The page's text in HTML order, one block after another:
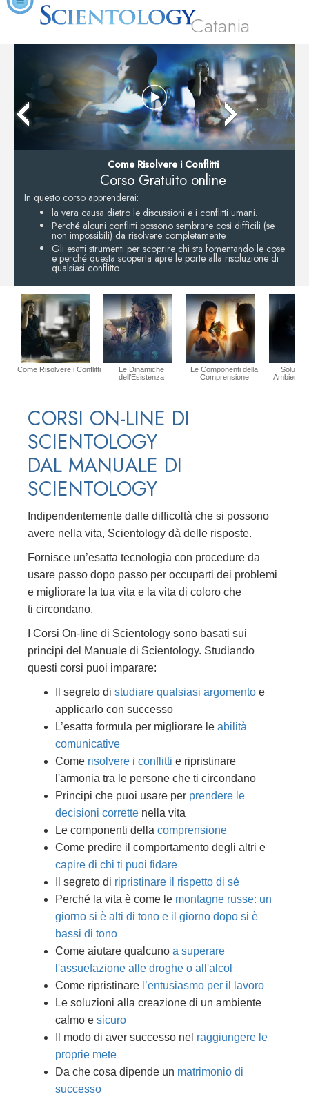
Catania
Come Risolvere i Conflitti
Corso Gratuito online
In questo corso apprenderai:
la vera causa dietro le discussioni e i conflitti umani.
Perché alcuni conflitti possono sembrare così difficili (se
non impossibili) da risolvere completamente.
Gli esatti strumenti per scoprire chi sta fomentando le cose
e perché questa scoperta apre le porte alla risoluzione di
qualsiasi conflitto.
Come Risolvere i Conflitti
Le Dinamiche
dell’Esistenza
Le Componenti della
Comprensione
Ambiente
CORSI ON-LINE DI
SCIENTOLOGY
DAL MANUALE DI
SCIENTOLOGY
Indipendentemente dalle difficoltà che si possono
avere nella vita, Scientology dà delle risposte.
Fornisce un’esatta tecnologia con procedure da
usare passo dopo passo per occuparti dei problemi
e migliorare la tua vita e la vita di coloro che
ti circondano.
I Corsi On-line di Scientology sono basati sui
principi del Manuale di Scientology. Studiando
questi corsi puoi imparare:
Il segreto di studiare qualsiasi argomento e
applicarlo con successo
L’esatta formula per migliorare le abilità
comunicative
Come risolvere i conflitti e ripristinare
l'armonia tra le persone che ti circondano
Principi che puoi usare per prendere le
decisioni corrette nella vita
Le componenti della comprensione
Come predire il comportamento degli altri e
capire di chi ti puoi fidare
Il segreto di ripristinare il rispetto di sé
Perché la vita è come le montagne russe: un
giorno si è alti di tono e il giorno dopo si è
bassi di tono
Come aiutare qualcuno a superare
l'assuefazione alle droghe o all'alcol
Come ripristinare l’entusiasmo per il lavoro
Le soluzioni alla creazione di un ambiente
calmo e sicuro
Il modo di aver successo nel raggiungere le
proprie mete
Da che cosa dipende un matrimonio di
successo